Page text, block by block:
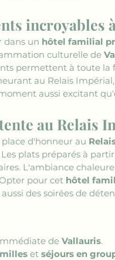
incroyables
dans un hôtel familial
culturelle de
permettent à toute
au Relais
aussi excitant
au Relais
d'honneur au
plats préparés à
L'ambiance
pour cet hôtel
des soirées de
de Vallauris.
et séjours en